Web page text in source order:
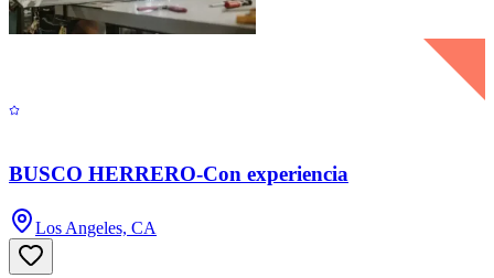
BUSCO HERRERO-Con experiencia
Los Angeles, CA